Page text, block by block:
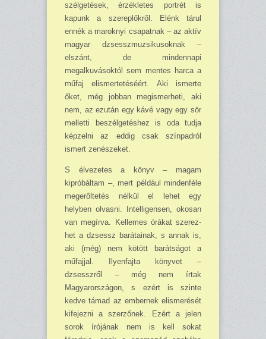
szélgetések, érzékletes portrét is
kapunk a szereplőkről. Elénk tárul
ennék a maroknyi csapat­nak – az aktív
magyar dzsesszmuzsikusoknak –
elszánt, de min­dennapi
megalkuvásoktól sem mentes harca a
műfaj elismertetéséért. Aki ismerte
őket, még jobban megismerheti, aki
nem, az ez­után egy kávé vagy egy sör
melletti beszél­getéshez is oda tudja
képzelni az eddig csak színpadról
ismert zenészeket.
S élvezetes a könyv – magam
kipróbáltam –, mert például mindenféle
megerőltetés nél­kül el lehet egy
helyben olvasni. Intelligensen, okosan
van megírva. Kellemes órákat szerez­
het a dzsessz barátainak, s annak is,
aki (még) nem kötött barátságot a
műfajjal. Ilyenfajta könyvet –
dzsesszről – még nem írtak
Magyarországon, s ezért is szinte
kedve támad az em­bernek elismerését
kifejezni a szerzőnek. Ezért a jelen
sorok írójának nem is kell sokat